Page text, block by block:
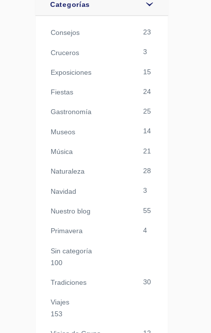
Categorías
Consejos 23
Cruceros 3
Exposiciones 15
Fiestas 24
Gastronomía 25
Museos 14
Música 21
Naturaleza 28
Navidad 3
Nuestro blog 55
Primavera 4
Sin categoría
100
Tradiciones 30
Viajes
153